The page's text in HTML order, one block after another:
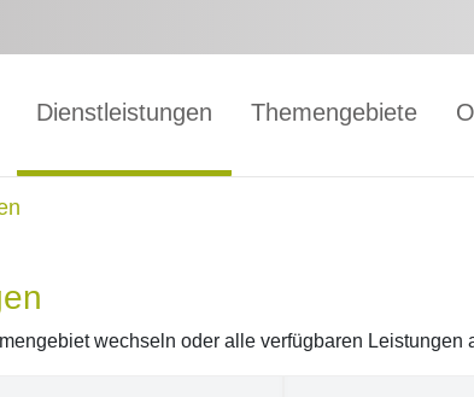
Dienstleistungen Themengebiete
wechseln oder alle verfügbaren Leistungen